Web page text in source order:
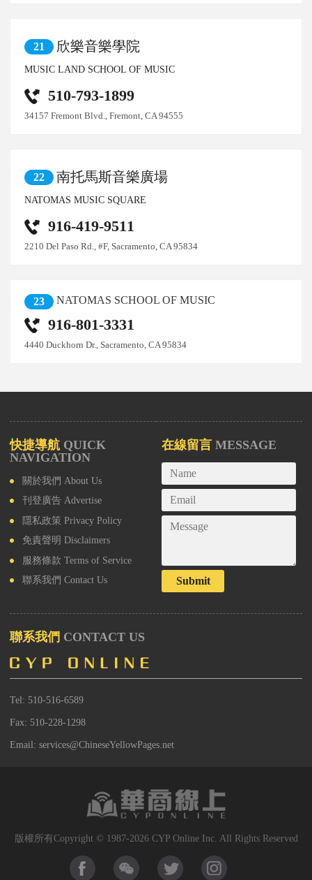
21 欣樂音樂學院
MUSIC LAND SCHOOL OF MUSIC
510-793-1899
34157 Fremont Blvd., Fremont, CA 94555
22 南托馬斯音樂廣場
NATOMAS MUSIC SQUARE
916-419-9511
2210 Del Paso Rd., #F, Sacramento, CA 95834
23 NATOMAS SCHOOL OF MUSIC
916-801-3331
4440 Duckhorn Dr., Sacramento, CA 95834
快捷導航 QUICK
NAVIGATION
關於我們 About Us
刊登廣告 Advertise
隱私政策 Privacy Policy
免責聲明 Disclaimers
服務條款 Terms of Service
聯系我們 Contact Us
在線留言 MESSAGE
Submit
聯系我們 CONTACT US
Tel: 510-516-6589
Fax: 510-228-1298
Email: services@ChineseYellowPages.net
版權所有Copyright © 1987-2026 CYP Online Inc. All Rights Reserved